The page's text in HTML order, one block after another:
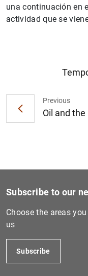
una continuación en
actividad que se
Previous
Oil and
Subscribe to our
Choose the areas
us
Subscribe